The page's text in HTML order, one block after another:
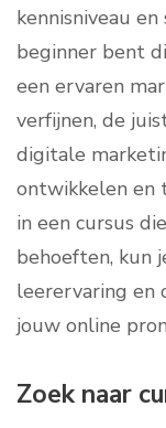
kennisniveau
beginner bent
een ervaren
verfijnen, de
digitale
ontwikkelen en
in een cursus
behoeften, kun
leerervaring en
jouw online
Zoek naar